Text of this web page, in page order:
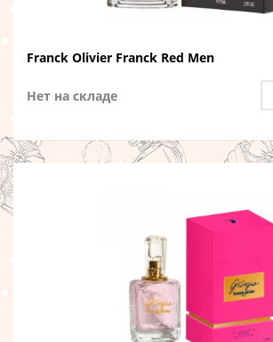
Franck Olivier Franck Red Men
Нет на складе